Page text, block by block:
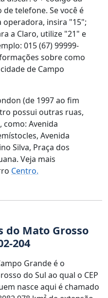
telefone. Se você é
operadora, insira "15";
a Claro, utilize "21" e
015 (67) 99999-
sobre como
de Campo
(de 1997 ao fim
possui outras ruas,
Avenida
Avenida
Silva, Praça dos
Veja mais
Centro.
do Mato Grosso
204
Grande é o
do Sul ao qual o CEP
nasce aqui é chamado